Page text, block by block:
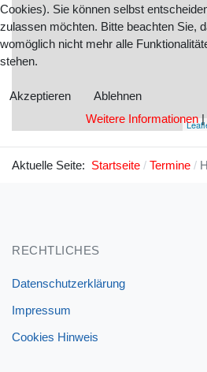
Aktuelle Seite: Startseite Termine
RECHTLICHES
Datenschutzerklärung
Impressum
Cookies Hinweis
Cookies). Sie können selbst
zulassen möchten. Bitte beachten Sie,
womöglich nicht mehr alle
stehen.
Akzeptieren
Ablehnen
Weitere Informationen|